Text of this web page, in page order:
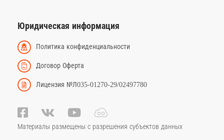
Юридическая информация
Политика конфиденциальности
Договор Оферта
Лицензия №Л035-01270-29/02497780
Материалы размещены с разрешения субъектов данных